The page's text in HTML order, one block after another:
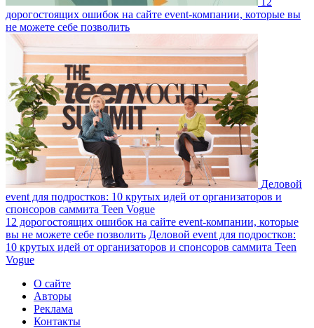
дорогостоящих ошибок на сайте event-компании, которые вы
не можете себе позволить
Деловой
event для подростков: 10 крутых идей от организаторов и
спонсоров саммита Teen Vogue
12 дорогостоящих ошибок на сайте event-компании, которые
вы не можете себе позволить Деловой event для подростков:
10 крутых идей от организаторов и спонсоров саммита Teen
Vogue
О сайте
Авторы
Реклама
Контакты